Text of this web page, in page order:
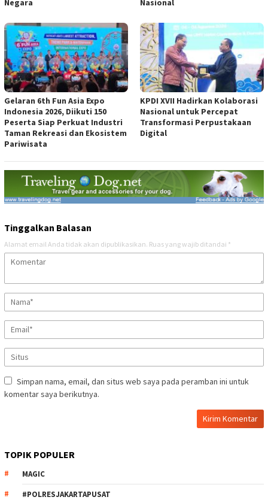
Negara
Nasional
Gelaran 6th Fun Asia Expo
Indonesia 2026, Diikuti 150
Peserta Siap Perkuat Industri
Taman Rekreasi dan Ekosistem
Pariwisata
KPDI XVII Hadirkan Kolaborasi
Nasional untuk Percepat
Transformasi Perpustakaan
Digital
Tinggalkan Balasan
Alamat email Anda tidak akan dipublikasikan. Ruas yang wajib ditandai *
Simpan nama, email, dan situs web saya pada peramban ini untuk
komentar saya berikutnya.
TOPIK POPULER
MAGIC
#POLRESJAKARTAPUSAT